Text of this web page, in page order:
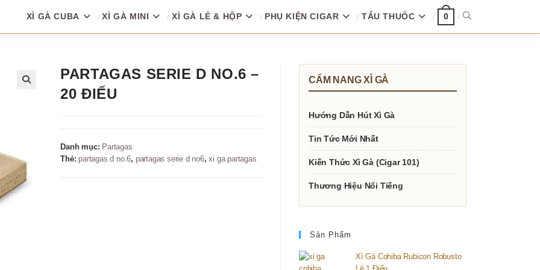
XÌ GÀ CUBA XÌ GÀ MINI XÌ GÀ LẺ & HỘP PHỤ KIỆN CIGAR TẨU THUỐC 0 TOGGLE
PARTAGAS SERIE D NO.6 –
20 ĐIẾU
Danh mục: Partagas
Thẻ: partagas d no.6, partagas serie d no6,xi ga partagas
CẨM NANG XÌ GÀ
Hướng Dẫn Hút Xì Gà
Tin Tức Mới Nhất
Kiến Thức Xì Gà (Cigar 101)
Thương Hiệu Nổi Tiếng
Sản Phẩm
Xì Gà Cohiba Rubicon Robusto